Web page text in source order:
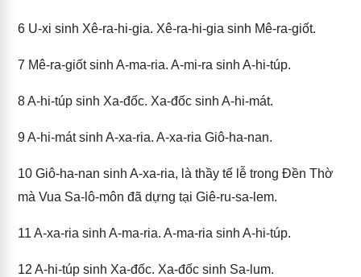
6 U-xi sinh Xê-ra-hi-gia. Xê-ra-hi-gia sinh Mê-ra-giốt.
7 Mê-ra-giốt sinh A-ma-ria. A-mi-ra sinh A-hi-túp.
8A-hi-túp sinh Xa-đốc. Xa-đốc sinh A-hi-mát.
9A-hi-mát sinh A-xa-ria. A-xa-ria Giô-ha-nan.
10 Giô-ha-nan sinh A-xa-ria, là thầy tế lễ trong Đền Thờ
mà Vua Sa-lô-môn đã dựng tại Giê-ru-sa-lem.
11 A-xa-ria sinh A-ma-ria. A-ma-ria sinh A-hi-túp.
12 A-hi-túp sinh Xa-đốc. Xa-đốc sinh Sa-lum.